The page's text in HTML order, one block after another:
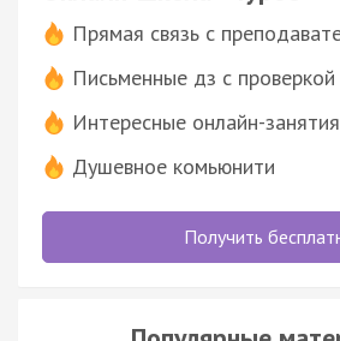
Прямая связь с
Письменные дз с проверкой
Интересные онлайн-занятия
Душевное комьюнити
Получить